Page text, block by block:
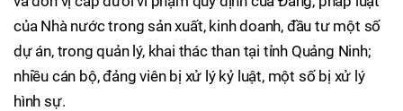
của Nhà nước trong sản xuất, kinh doanh, đầu tư một số
dự án, trong quản lý, khai thác than tại tỉnh Quảng Ninh;
nhiều cán bộ, đảng viên bị xử lý kỷ luật, một số bị xử lý
hình sự.